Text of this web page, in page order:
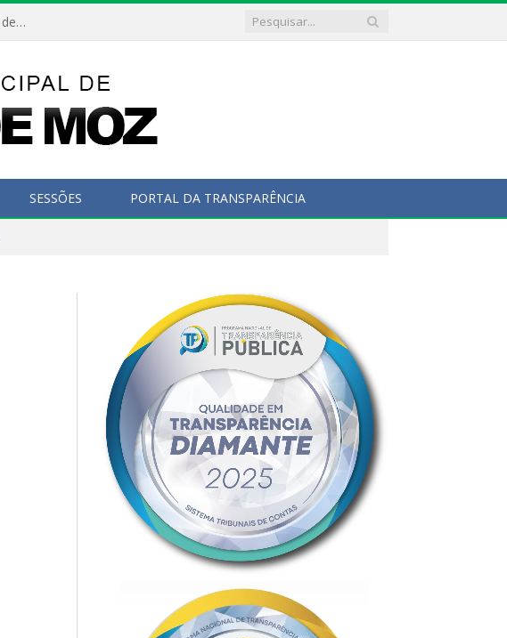
Hoje dia 05 de julho aconteceu no plenário da Camara Municipal de Porto de Moz a Sessão Solene de Abertura dos Trabalhos Legislativos 2º Período da 23ª Legislatura
SESSÕES PORTAL DA TRANSPARÊNCIA